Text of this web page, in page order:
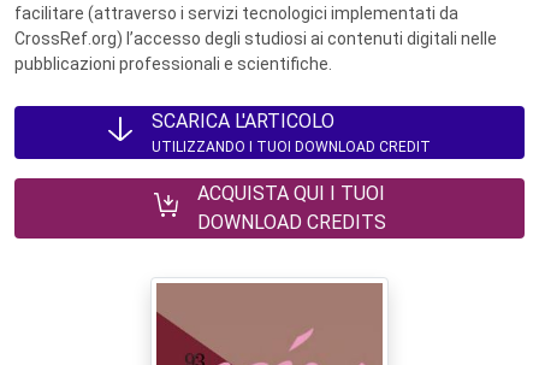
facilitare (attraverso i servizi tecnologici implementati da
CrossRef.org) l’accesso degli studiosi ai contenuti digitali nelle
pubblicazioni professionali e scientifiche.
SCARICA L'ARTICOLO
UTILIZZANDO I TUOI DOWNLOAD CREDIT
ACQUISTA QUI I TUOI
DOWNLOAD CREDITS